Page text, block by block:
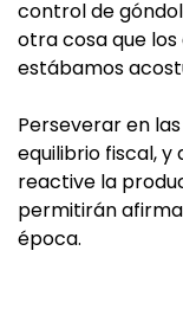
control de
otra cosa que
estábamos
Perseverar en
equilibrio fiscal,
reactive la
permitirán
época.